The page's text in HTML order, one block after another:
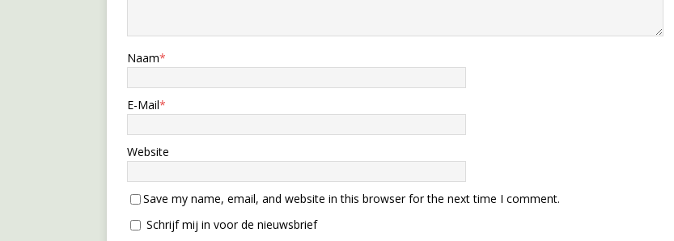
Naam*
E-Mail*
Website
Save my name, email, and website in this browser for the next time I comment.
Schrijf mij in voor de nieuwsbrief